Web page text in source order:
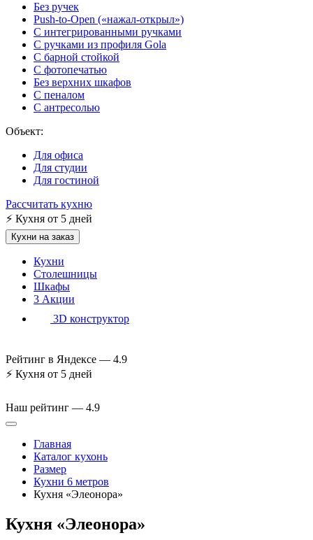
Без ручек
Push-to-Open («нажал-открыл»)
С интегрированными ручками
С ручками из профиля Gola
С барной стойкой
С фотопечатью
Без верхних шкафов
С пеналом
С антресолью
Объект:
Для офиса
Для студии
Для гостиной
Рассчитать кухню
⚡ Кухня от 5 дней
Кухни на заказ
Кухни
Столешницы
Шкафы
3 Акции
3D конструктор
Рейтинг в Яндексе — 4.9
⚡ Кухня от 5 дней
Наш рейтинг — 4.9
Главная
Каталог кухонь
Размер
Кухни 6 метров
Кухня «Элеонора»
Кухня «Элеонора»